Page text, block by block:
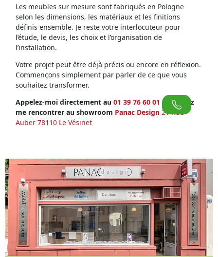
Les meubles sur mesure sont fabriqués en Pologne
selon les dimensions, les matériaux et les finitions
définis ensemble. Je reste votre interlocuteur pour
l’étude, le devis, les choix et l’organisation de
l’installation.
Votre projet peut être déjà précis ou encore en réflexion.
Commençons simplement par parler de ce que vous
souhaitez transformer.
Appelez-moi directement au 01 39 76 60 01 ou venez
me rencontrer au showroom Panac Design 21 Rue
Auber 78110 Le Vésinet